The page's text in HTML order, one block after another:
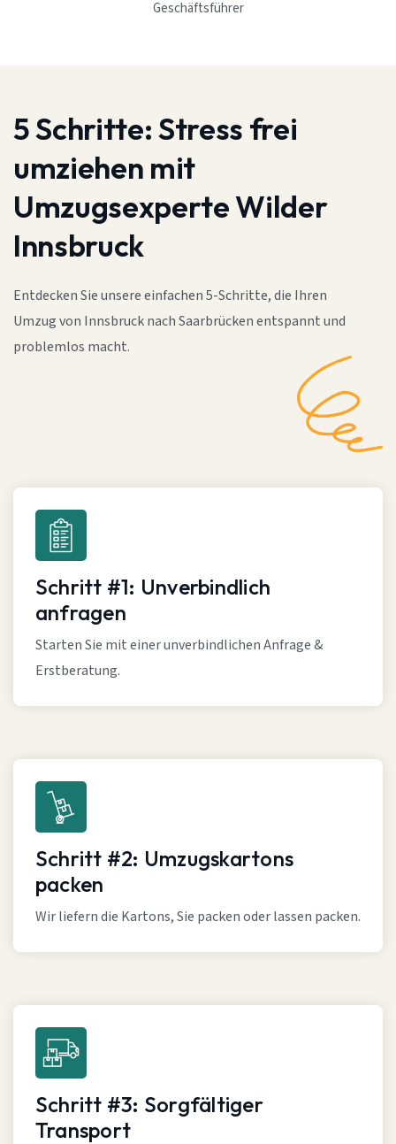
Geschäftsführer
5 Schritte:Stress frei
umziehen mit
Umzugsexperte Wilder
Innsbruck
Entdecken Sie unsere einfachen 5-Schritte, die Ihren
Umzug von Innsbruck nach Saarbrücken entspannt und
problemlos macht.
Schritt #1: Unverbindlich
anfragen
Starten Sie mit einer unverbindlichen Anfrage &
Erstberatung.
Schritt #2: Umzugskartons
packen
Wir liefern die Kartons, Sie packen oder lassen packen.
Schritt #3: Sorgfältiger
Transport